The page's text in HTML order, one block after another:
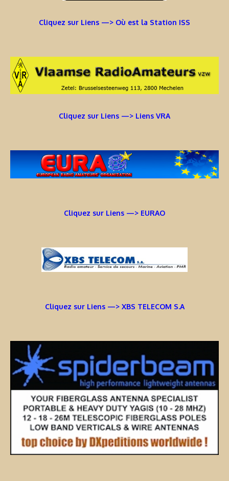
Cliquez sur Liens —> Où est la Station ISS
Cliquez sur Liens —> Liens VRA
Cliquez sur Liens —> EURAO
Cliquez sur Liens —> XBS TELECOM S.A